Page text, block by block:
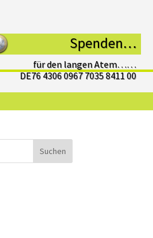
Spenden…
für den langen Atem……
DE76 4306 0967 7035 8411 00
Suchen